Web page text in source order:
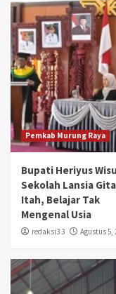
Pemkab Murung Raya
Bupati Heriyus
Sekolah Lansia
Itah, Belajar Tak
Mengenal Usia
redaksi3 3 Agustus 5,